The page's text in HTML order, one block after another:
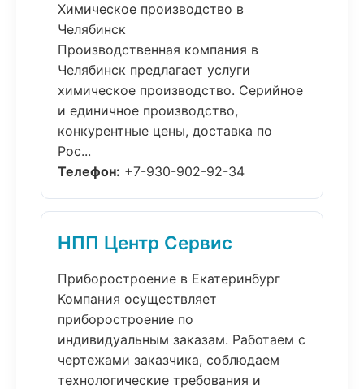
Химическое производство в
Челябинск
Производственная компания в
Челябинск предлагает услуги
химическое производство. Серийное
и единичное производство,
конкурентные цены, доставка по
Рос...
Телефон: +7-930-902-92-34
НПП Центр Сервис
Приборостроение в Екатеринбург
Компания осуществляет
приборостроение по
индивидуальным заказам. Работаем с
чертежами заказчика, соблюдаем
технологические требования и